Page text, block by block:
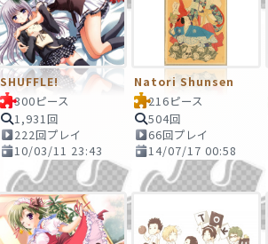
SHUFFLE!
300ピース
1,931回
222回プレイ
10/03/11 23:43
Natori Shunsen
216ピース
504回
66回プレイ
14/07/17 00:58